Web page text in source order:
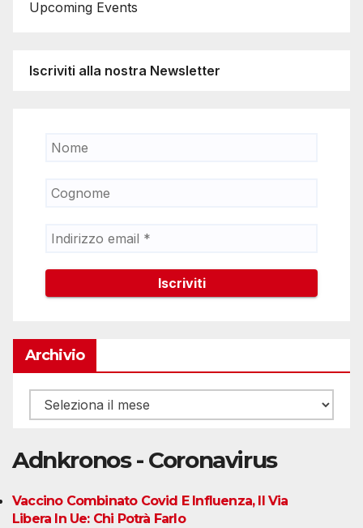
Upcoming Events
Iscriviti alla nostra Newsletter
Archivio
Archivio
Adnkronos - Coronavirus
Vaccino Combinato Covid E Influenza, Il Via
Libera In Ue: Chi Potrà Farlo